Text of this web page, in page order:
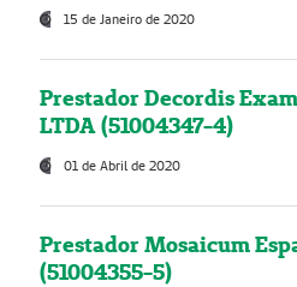
15 de Janeiro de 2020
Prestador Decordis
LTDA (51004347-4)
01 de Abril de 2020
Prestador Mosaicum
(51004355-5)